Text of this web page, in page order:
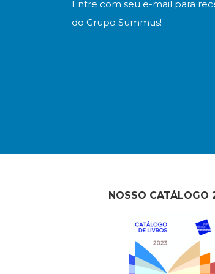
Entre com seu e-mail para
do Grupo Summus!
NOSSO CATÁLOGO